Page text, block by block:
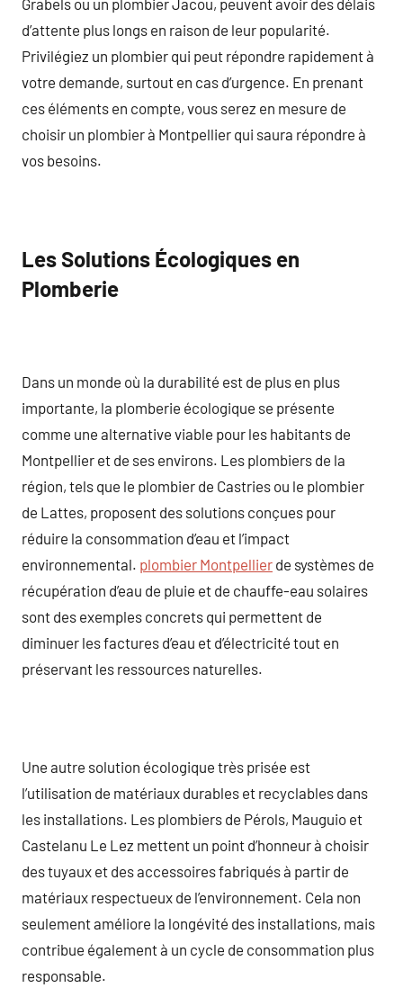
d’attente plus longs en raison de leur popularité.
Privilégiez un plombier qui peut répondre rapidement à
votre demande, surtout en cas d’urgence. En prenant
ces éléments en compte, vous serez en mesure de
choisir un plombier à Montpellier qui saura répondre à
vos besoins.
Les Solutions Écologiques en
Plomberie
Dans un monde où la durabilité est de plus en plus
importante, la plomberie écologique se présente
comme une alternative viable pour les habitants de
Montpellier et de ses environs. Les plombiers de la
région, tels que le plombier de Castries ou le plombier
de Lattes, proposent des solutions conçues pour
réduire la consommation d’eau et l’impact
environnemental. plombier Montpellier de systèmes de
récupération d’eau de pluie et de chauffe-eau solaires
sont des exemples concrets qui permettent de
diminuer les factures d’eau et d’électricité tout en
préservant les ressources naturelles.
Une autre solution écologique très prisée est
l’utilisation de matériaux durables et recyclables dans
les installations. Les plombiers de Pérols, Mauguio et
Castelanu Le Lez mettent un point d’honneur à choisir
des tuyaux et des accessoires fabriqués à partir de
matériaux respectueux de l’environnement. Cela non
seulement améliore la longévité des installations, mais
contribue également à un cycle de consommation plus
responsable.